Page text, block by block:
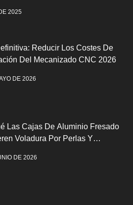
2025
Reducir Los Costes De
Del Mecanizado CNC 2026
DE 2026
Las Cajas De Aluminio Fresado
Voladura Por Perlas Y
DE 2026